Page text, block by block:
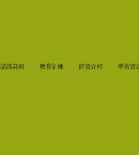
認識花精 教育訓練 師資介紹 學習資